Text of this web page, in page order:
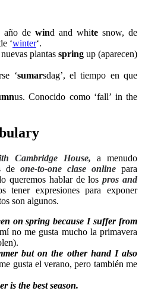
año de wind and white snow, de
‘winter‘.
plantas spring up (aparecen)
‘sumarsdag’, el tiempo en que
us. Conocido como ‘fall’ in the
Cambridge House, a menudo
de one-to-one clase online para
queremos hablar de lospros and
tener expresiones para exponer
son algunos.
on spring because I suffer from
no me gusta mucho la primavera
buton the other handI also
gusta el verano, pero también me
is the best season.